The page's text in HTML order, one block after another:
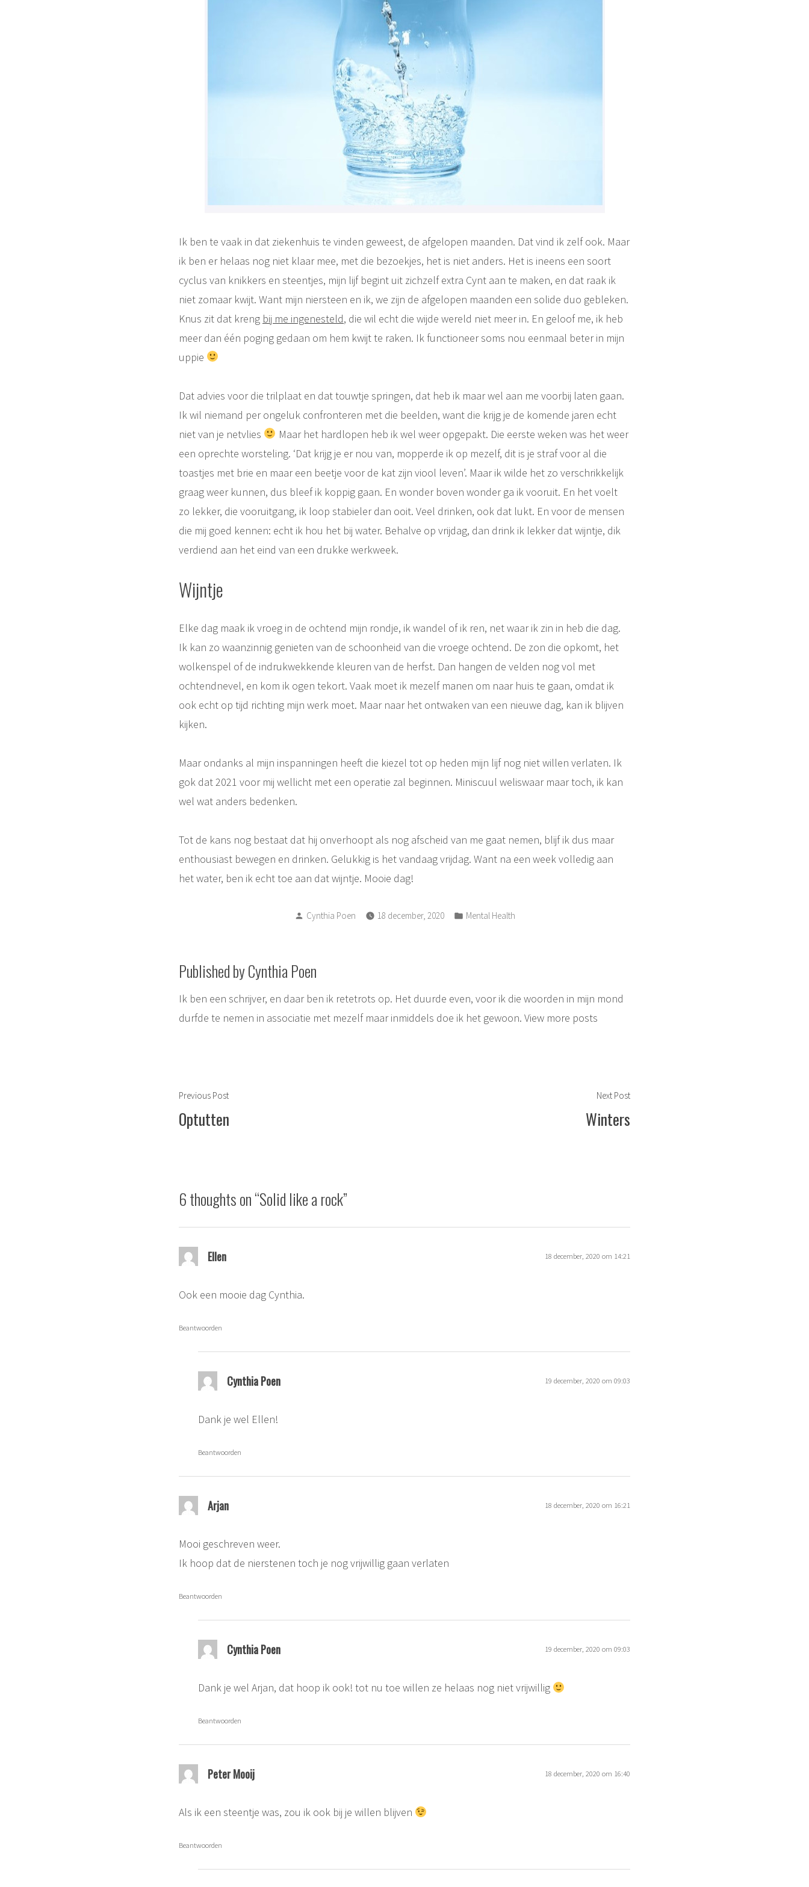
Ik ben te vaak in dat ziekenhuis te vinden geweest, de afgelopen maanden. Dat vind ik zelf ook. Maar
ik ben er helaas nog niet klaar mee, met die bezoekjes, het is niet anders. Het is ineens een soort
cyclus van knikkers en steentjes, mijn lijf begint uit zichzelf extra Cynt aan te maken, en dat raak ik
niet zomaar kwijt. Want mijn niersteen en ik, we zijn de afgelopen maanden een solide duo gebleken.
Knus zit dat kreng bij me ingenesteld, die wil echt die wijde wereld niet meer in. En geloof me, ik heb
meer dan één poging gedaan om hem kwijt te raken. Ik functioneer soms nou eenmaal beter in mijn
uppie
Dat advies voor die trilplaat en dat touwtje springen, dat heb ik maar wel aan me voorbij laten gaan.
Ik wil niemand per ongeluk confronteren met die beelden, want die krijg je de komende jaren echt
niet van je netvlies
Maar het hardlopen heb ik wel weer opgepakt. Die eerste weken was het weer
een oprechte worsteling. ‘Dat krijg je er nou van, mopperde ik op mezelf, dit is je straf voor al die
toastjes met brie en maar een beetje voor de kat zijn viool leven’. Maar ik wilde het zo verschrikkelijk
graag weer kunnen, dus bleef ik koppig gaan. En wonder boven wonder ga ik vooruit. En het voelt
zo lekker, die vooruitgang, ik loop stabieler dan ooit. Veel drinken, ook dat lukt. En voor de mensen
die mij goed kennen: echt ik hou het bij water. Behalve op vrijdag, dan drink ik lekker dat wijntje, dik
verdiend aan het eind van een drukke werkweek.
Wijntje
Elke dag maak ik vroeg in de ochtend mijn rondje, ik wandel of ik ren, net waar ik zin in heb die dag.
Ik kan zo waanzinnig genieten van de schoonheid van die vroege ochtend. De zon die opkomt, het
wolkenspel of de indrukwekkende kleuren van de herfst. Dan hangen de velden nog vol met
ochtendnevel, en kom ik ogen tekort. Vaak moet ik mezelf manen om naar huis te gaan, omdat ik
ook echt op tijd richting mijn werk moet. Maar naar het ontwaken van een nieuwe dag, kan ik blijven
kijken.
Maar ondanks al mijn inspanningen heeft die kiezel tot op heden mijn lijf nog niet willen verlaten. Ik
gok dat 2021 voor mij wellicht met een operatie zal beginnen. Miniscuul weliswaar maar toch, ik kan
wel wat anders bedenken.
Tot de kans nog bestaat dat hij onverhoopt als nog afscheid van me gaat nemen, blijf ik dus maar
enthousiast bewegen en drinken. Gelukkig is het vandaag vrijdag. Want na een week volledig aan
het water, ben ik echt toe aan dat wijntje. Mooie dag!
Posted
Cynthia Poen 18 december, 2020
Posted
Mental Health
Published by Cynthia Poen
Ik ben een schrijver, en daar ben ik retetrots op. Het duurde even, voor ik die woorden in mijn mond
durfde te nemen in associatie met mezelf maar inmiddels doe ik het gewoon. View more posts
Berichtnavigatie
Previous PostPrevious
Optutten
Next PostNext
Winters
6 thoughts on “Solid like a rock”
Ellen 18 december, 2020 om 14:21
Ook een mooie dag Cynthia.
Beantwoorden
Cynthia Poen 19 december, 2020 om 09:03
Dank je wel Ellen!
Beantwoorden
Arjan 18 december, 2020 om 16:21
Mooi geschreven weer.
Ik hoop dat de nierstenen toch je nog vrijwillig gaan verlaten
Beantwoorden
Cynthia Poen 19 december, 2020 om 09:03
Dank je wel Arjan, dat hoop ik ook! tot nu toe willen ze helaas nog niet vrijwillig
Beantwoorden
Peter Mooij 18 december, 2020 om 16:40
Als ik een steentje was, zou ik ook bij je willen blijven
Beantwoorden